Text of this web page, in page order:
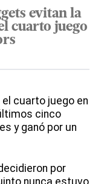
evitan la
cuarto juego
cuarto juego en
cinco
y ganó por un
por
nunca estuvo